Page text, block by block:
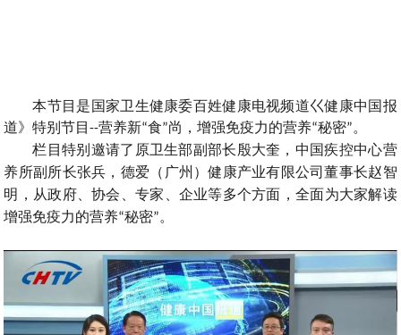
本节目是国家卫生健康委百姓健康电视频道巜健康中国报
道》特别节目--营养新“食”尚 ，增强免疫力的营养“秘密”。
栏目特别邀请了原卫生部副部长殷大奎 ， 中国疾控中心营
养所副所长张兵 ， 德爱 （ 广州 ）健康产业有限公司董事长赵智
明
， 从政府、协会 、 专家 、 企业等多个方面 ， 全面为大家解读
增强免疫力的营养“秘密”。